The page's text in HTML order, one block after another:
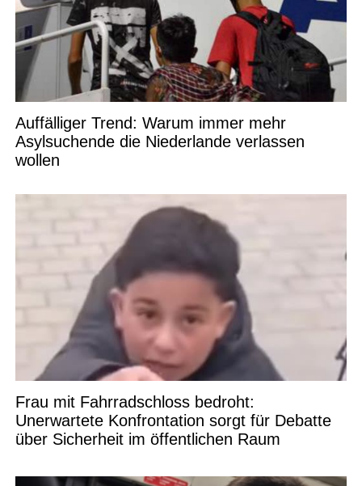
Auffälliger Trend: Warum immer mehr
Asylsuchende die Niederlande verlassen
wollen
Frau mit Fahrradschloss bedroht:
Unerwartete Konfrontation sorgt für Debatte
über Sicherheit im öffentlichen Raum